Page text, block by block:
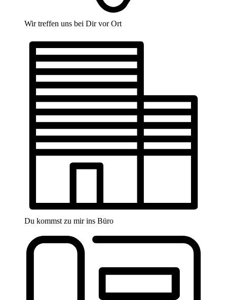
Wir treffen uns bei Dir vor Ort
Du kommst zu mir ins Büro